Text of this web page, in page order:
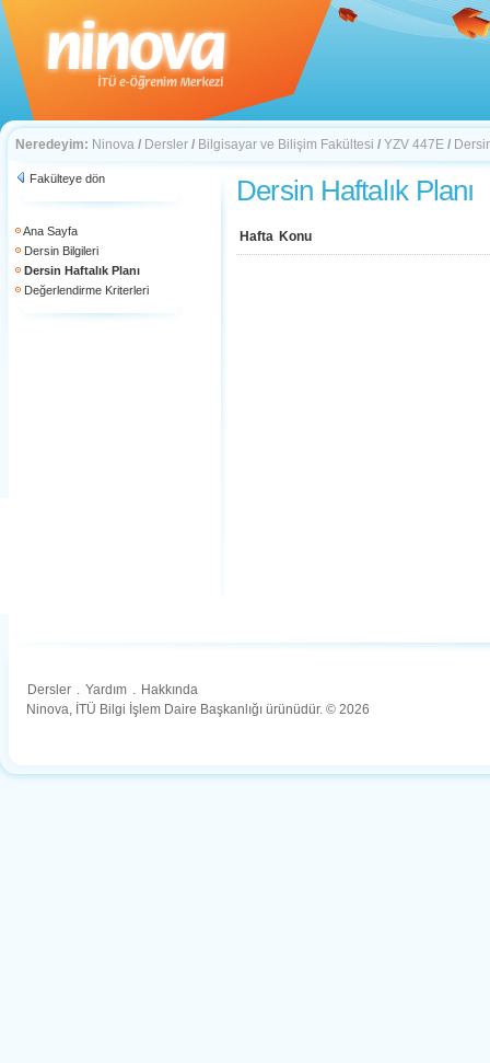
Neredeyim: Ninova / Dersler / Bilgisayar ve Bilişim Fakültesi / YZV 447E /
Fakülteye dön
Ana Sayfa
Dersin Bilgileri
Dersin Haftalık Planı
Değerlendirme Kriterleri
Dersin Haftalık Planı
Hafta Konu
Dersler . Yardım . Hakkında
Ninova, İTÜ Bilgi İşlem Daire Başkanlığı ürünüdür. © 2026